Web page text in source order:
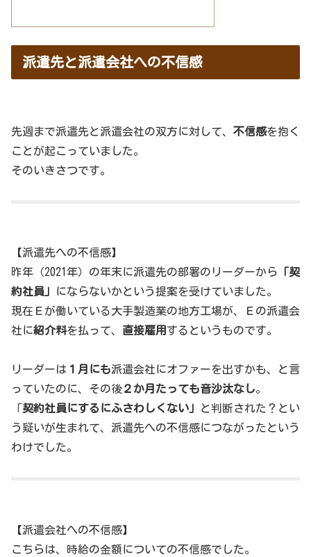
派遣先と派遣会社への不信感
先週まで派遣先と派遣会社の双方に対して、 不信感を抱く
ことが起こっていました。
そのいきさつです。
【派遣先への不信感】
昨年（2021年）の年末に派遣先の部署のリーダーから 「契
約社員」
にならないかという提案を受けていました。
現在Ｅが働いている大手製造業の地方工場が、Ｅの派遣会
社に紹介料を払って、 直接雇用 するというものです。
リーダーは １月にも派遣会社にオファーを出すかも、と言
っていたのに、その後２か月たっても音沙汰なし。
「契約社員にするにふさわしくない」
と判断された？とい
う疑いが生まれて、派遣先への不信感につながったという
わけでした。
【派遣会社への不信感】
こちらは、時給の金額についての不信感でした。